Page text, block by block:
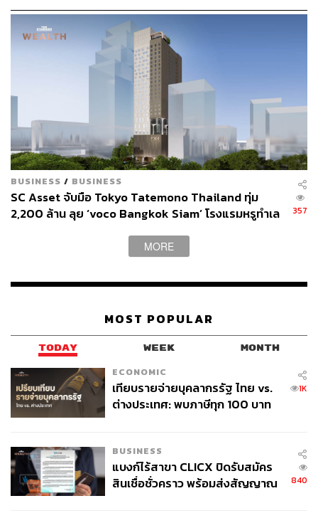
กาญจนา พันธุเตชะ ข้าราชการวัยเกษียณที่ไม่ปล่อยให้วัย
เป็นอุปสรรคในการเป็นนักท่องโลก ซึ่งที่ผ่านมาเธอแบกเป้
ออกเดินทางทั่วโลกเพียงลำพัง และเก็บเกี่ยวประสบการณ์มา
แชร์ร่วมกันในการสร้างสรรค์ประเทศไทยให้กลายเป็นสถาน
ที่ที่เป็นมิตรกับผู้สูงอายุมากยิ่งขึ้น
ทอล์กครั้งนี้ยังรวมถึง เติร์ท-ธนาภพ อยู่วิจิตร ผู้เข้าแข่งขัน
The Face Men Thailandเพศทางเลือกเพียงหนึ่งเดียวที่ฝ่าฟัน
เส้นแบ่งเรื่องเพศจนก้าวเข้าสู่รอบสุดท้ายของการแข่งขัน ซึ่ง
จะมาเผยมุมมองที่น่าคิดในการอยู่ร่วมกันของผู้คนในสังคมที่
มีความแตกต่างหลากหลาย
ได้พูดเพื่อคนคนเดียว แต่พูดเพื่อสังคม ชุมชน ผู้คน และการ
อยู่อาศัยร่วมกัน ซึ่งเป็นสิ่งที่เราอยากจะแชร์ให้กับผู้คนในยุค
นี้” โฉมชฎากล่าวย้ำ
BUSINESS / BUSINESS
SC Asset จับมือ Tokyo Tatemono Thailand ทุ่ม
2,200 ล้าน ลุย ‘voco Bangkok Siam’ โรงแรมหรูทำเล
357
MORE
MOST POPULAR
TODAY WEEK MONTH
ECONOMIC
เทียบรายจ่ายบุคลากรรัฐ ไทย vs.
ต่างประเทศ: พบภาษีทุก 100 บาท
1K
BUSINESS
แบงก์ไร้สาขา CLICX ปิดรับสมัคร
สินเชื่อชั่วคราว พร้อมส่งสัญญาณ
840